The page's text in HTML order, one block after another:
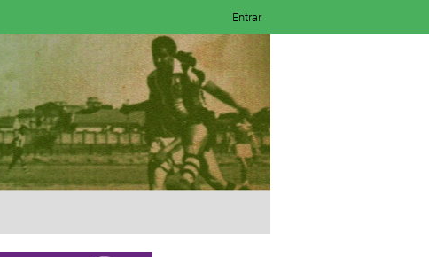
Entrar